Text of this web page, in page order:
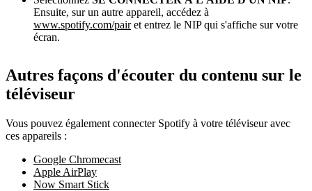
Ensuite, sur un autre appareil, accédez à
www.spotify.com/pairet entrez le NIP qui s'affiche sur votre
écran.
Autres façons d'écouter du contenu sur le
téléviseur
Vous pouvez également connecter Spotify à votre téléviseur avec
ces appareils :
Google Chromecast
Apple AirPlay
Now Smart Stick